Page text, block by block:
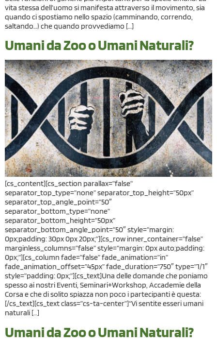
vita stessa dell’uomo si manifesta attraverso il movimento, sia
quando ci spostiamo nello spazio (camminando, correndo,
saltando…) che quando provvediamo […]
Umani da Zoo o Umani Naturali?
[cs_content][cs_section parallax=”false”
separator_top_type=”none” separator_top_height=”50px”
separator_top_angle_point=”50″
separator_bottom_type=”none”
separator_bottom_height=”50px”
separator_bottom_angle_point=”50″ style=”margin:
0px;padding: 30px 0px 20px;”][cs_row inner_container=”false”
marginless_columns=”false” style=”margin: 0px auto;padding:
0px;”][cs_column fade=”false” fade_animation=”in”
fade_animation_offset=”45px” fade_duration=”750″ type=”1/1″
style=”padding: 0px;”][cs_text]Una delle domande che poniamo
spesso ai nostri Eventi, Seminari+Workshop, Accademie della
Corsa e che di solito spiazza non poco i partecipanti è questa:
[/cs_text][cs_text class=”cs-ta-center”]“Vi sentite esseri umani
naturali […]
Umani da Zoo o Umani Naturali?